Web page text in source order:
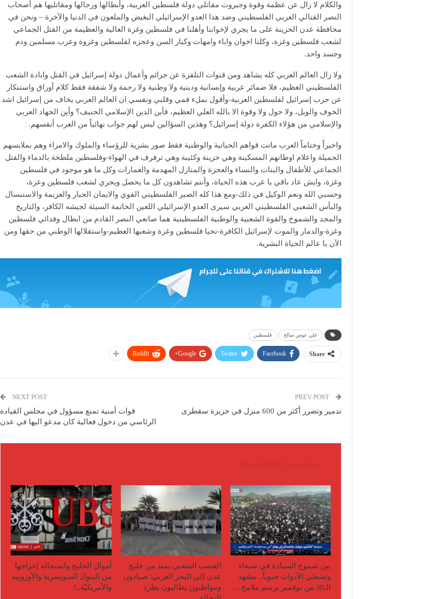
والكلام لا زال عن عظمة وقوة وجبروت مقاتلي دولة فلسطين العربية، وأبطالها ورجالها ومقاتليها هم أصحاب
النصر القتالي العربي الفلسطيني وضد هذا العدو الإسرائيلي البغيض والملعون في الدنيا والآخرة – ونحن في
محافظة عدن الحزينة على ما يجري لإخواننا وأهلنا في فلسطين وغزة الغالية والعظيمة من القتل الجماعي
لشعب فلسطين وغزة، وكلنا اخوان واباء وامهات وكبار السن وعجزه لفلسطين وغزوة وعرب مسلمين ودم
وجسد واحد.
ولا زال العالم العربي كله يشاهد ومن قنوات التلفزة عن جرائم وأعمال دولة إسرائيل في القتل وابادة الشعب
الفلسطيني العظيم، فلا ضمائر عربية وإنسانية ودينية ولا وطنية ولا رحمة ولا شفقة فقط كلام أوراق واستنكار
عن حرب إسرائيل لفلسطين العربية-وأقول بملء فمي وقلبي ونفسي ان العالم العربي يخاف من إسرائيل اشد
الخوف والويل، ولا حول ولا وقوة الا بالله العلي العظيم، فأين الدين الإسلامي الحنيف؟ وأين الجهاد العربي
والإسلامي من هؤلاء الكفرة دولة إسرائيل؟ وهذين السؤالين ليس لهم جواب نهائياً من العرب أنفسهم.
واخيراً وختاماً العرب ماتت قواهم الحياتية والوطنية فقط صور بشرية للرؤساء والملوك والامراء وهم بملابسهم
الجميلة واعلام اوطانهم المسكينة وهي حزينة وكئيبة وهي ترفرف في الهواء-وفلسطين ملطخة بالدماء والقتل
الجماعي للأطفال والبنات والنساء والعجزة والمنازل المهدمة والعمارات وكل ما هو موجود في فلسطين
وغزة، وايش عاد باقي يا عرب هذه الحياة، وأنتم تشاهدون كل ما يحصل ويجري لشعب فلسطين وعزة،
وحسبي الله ونعم الوكيل في ذلك-ومع هذا كله الصبر الفلسطيني القوي والايمان الجبار والعزيمة والاستبسال
والبأس الشعبي الفلسطيني العربي سيرى العدو الإسرائيلي اللعين الخاتمة السيئة لجيشه الكافر، والتاريخ
والمجد والشموخ والقوة الشعبية والوطنية الفلسطينية هما صانعي النصر القادم من ابطال وفدائي فلسطين
وغزة-والدمار والموت لإسرائيل الكافرة-تحيا فلسطين وغزة وشعبها العظيم-واستقلالها الوطني من حقها ومن
الآن يا عالم الحياة البشرية.
علي عوض صالح فلسطين
Share
Facebook
Twitter
Google+
ReddIt
تدمير وتضرر أكثر من 600 منزل في جزيرة سقطرى
NEXT POST
قوات أمنية تمنع مسؤول في مجلس القيادة
الرئاسي من دخول فعالية كان مدعو اليها في عدن
بين شموخ السيادة في صنعاء
وتشظي الأدوات جنوباً.. مشهد
الـ30 من نوفمبر يرسم ملامح…
الغضب الشعبي يمتد من خليج
عدن إلى البحر العربي: صيادون
ومواطنون يطالبون بطرد
أموال الخليج واستحالة إخراجها
من البنوك السويسرية والأوروبية
والأمريكيّة..!